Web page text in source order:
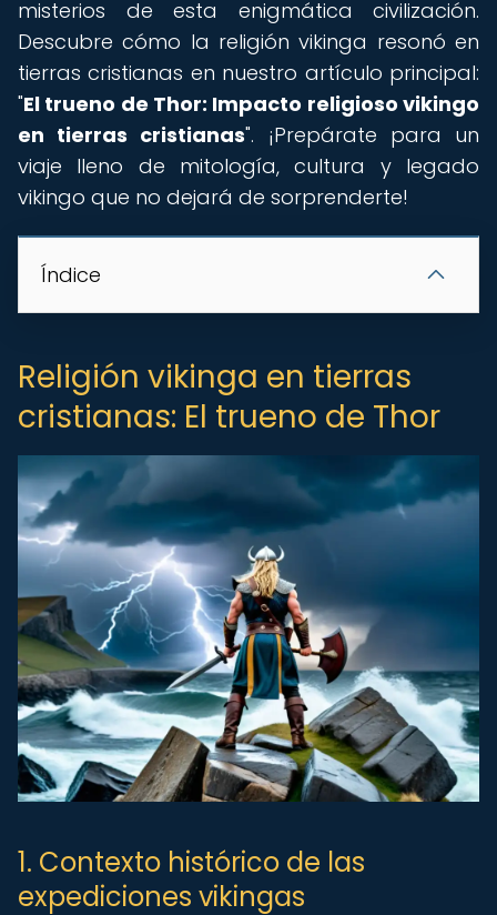
misterios de esta enigmática civilización.
Descubre cómo la religión vikinga resonó en
tierras cristianas en nuestro artículo principal:
"El trueno de Thor: Impacto religioso vikingo
en tierras cristianas". ¡Prepárate para un
viaje lleno de mitología, cultura y legado
vikingo que no dejará de sorprenderte!
Índice
Religión vikinga en tierras
cristianas: El trueno de Thor
1. Contexto histórico de las
expediciones vikingas